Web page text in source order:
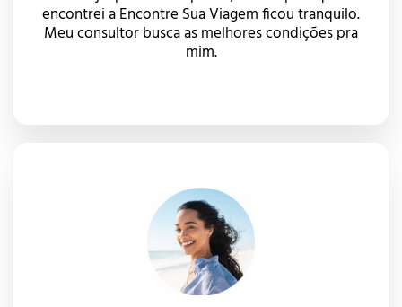
encontrei a Encontre Sua Viagem ficou tranquilo.
Meu consultor busca as melhores condições pra
mim.